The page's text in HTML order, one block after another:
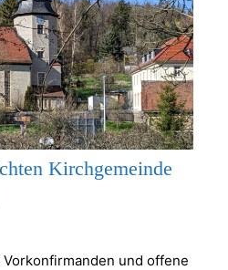
Kirchgemeinde
und offene